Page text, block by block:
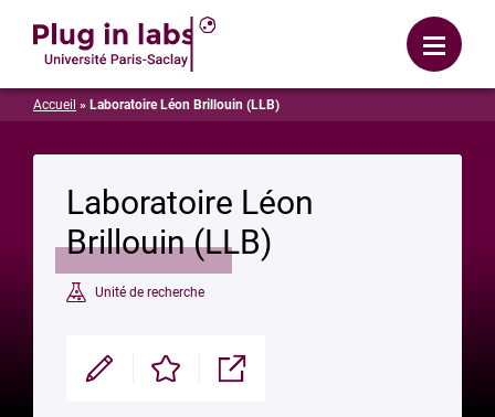
Menu
Accueil » Laboratoire Léon Brillouin (LLB)
Laboratoire Léon
Brillouin (LLB)
Unité de recherche
Modifier Enregistrer Partager